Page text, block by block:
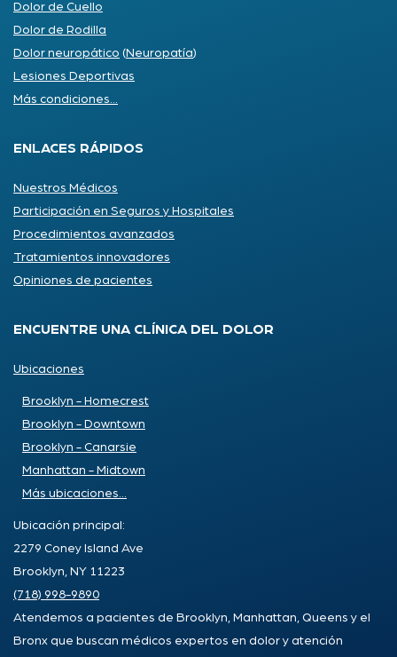
Dolor de Cuello
Dolor de Rodilla
Dolor neuropático (Neuropatía)
Lesiones Deportivas
Más condiciones...
ENLACES RÁPIDOS
Nuestros Médicos
Participación en Seguros y Hospitales
Procedimientos avanzados
Tratamientos innovadores
Opiniones de pacientes
ENCUENTRE UNA CLÍNICA DEL DOLOR
Ubicaciones
Brooklyn - Homecrest
Brooklyn - Downtown
Brooklyn - Canarsie
Manhattan - Midtown
Más ubicaciones...
Ubicación principal:
2279 Coney Island Ave
Brooklyn, NY 11223
(718) 998-9890
Atendemos a pacientes de Brooklyn, Manhattan, Queens y el
Bronx que buscan médicos expertos en dolor y atención